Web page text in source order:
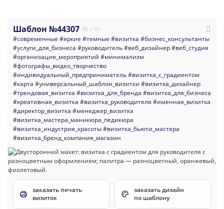
Шаблон №44307 90 x 50
#современные #яркие #темные #визитка #бизнес_консультанты
#услуги_для_бизнеса #руководитель#веб_дизайнер#веб_студия
#организация_мероприятий #минимализм
#фотографы_видео_творчество
#индивидуальный_предприниматель#визитка_с_градиентом
#карта #универсальный_шаблон_визитки #визитка_дизайнер
#трендовая_визитка #визитка_для_бренда #визитка_для_бизнеса
#креативная_визитка #визитка_руководителя #именная_визитка
#директор_визитка #менеджер_визитка
#визитка_мастера_маникюра_педикюра
#визитка_индустрия_красоты#визитка_бьюти_мастера
#визитка_бренд_компания_магазин
заказать печать
визиток
заказать дизайн
по шаблону